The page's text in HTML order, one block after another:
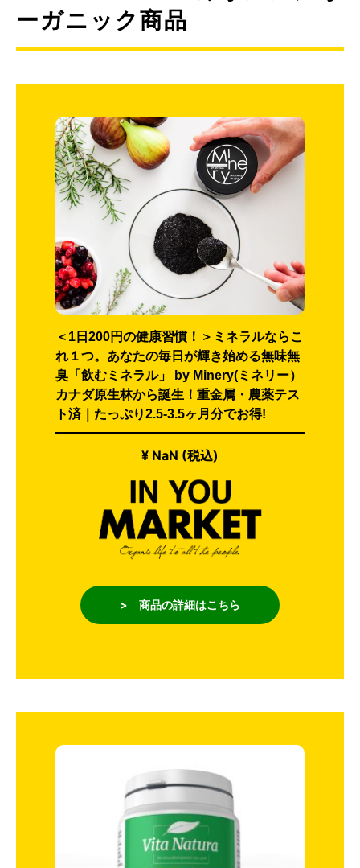
ーガニック商品
＜1日200円の健康習慣！＞ミネラルならこ
れ１つ。あなたの毎日が輝き始める無味無
臭「飲むミネラル」 by Minery(ミネリー）
カナダ原生林から誕生！重金属・農薬テス
ト済｜たっぷり2.5-3.5ヶ月分でお得!
¥ NaN (税込)
> 商品の詳細はこちら